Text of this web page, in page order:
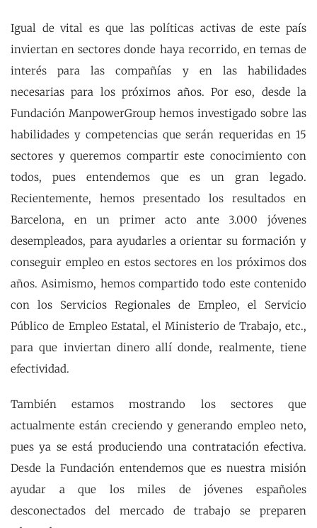
Igual de vital es que las políticas activas de este país
inviertan en sectores donde haya recorrido, en temas de
interés para las compañías y en las habilidades
necesarias para los próximos años. Por eso, desde la
Fundación ManpowerGroup hemos investigado sobre las
habilidades y competencias que serán requeridas en 15
sectores y queremos compartir este conocimiento con
todos, pues entendemos que es un gran legado.
Recientemente, hemos presentado los resultados en
Barcelona, en un primer acto ante 3.000 jóvenes
desempleados, para ayudarles a orientar su formación y
conseguir empleo en estos sectores en los próximos dos
años. Asimismo, hemos compartido todo este contenido
con los Servicios Regionales de Empleo, el Servicio
Público de Empleo Estatal, el Ministerio de Trabajo, etc.,
para que inviertan dinero allí donde, realmente, tiene
efectividad.
También estamos mostrando los sectores que
actualmente están creciendo y generando empleo neto,
pues ya se está produciendo una contratación efectiva.
Desde la Fundación entendemos que es nuestra misión
ayudar a que los miles de jóvenes españoles
desconectados del mercado de trabajo se preparen